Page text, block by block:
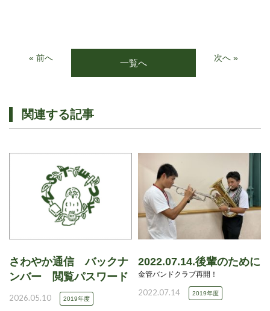
« 前へ 一覧へ 次へ »
関連する記事
さわやか通信 バックナ
ンバー 閲覧パスワード
2026.05.10 2019年度
2022.07.14.後輩のために
金管バンドクラブ再開！
2022.07.14 2019年度